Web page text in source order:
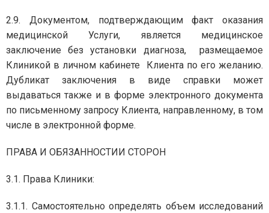
2.9. Документом, подтверждающим факт оказания
медицинской Услуги, является медицинское
заключение без установки диагноза, размещаемое
Клиникой в личном кабинете Клиента по его желанию.
Дубликат заключения в виде справки может
выдаваться также и в форме электронного документа
по письменному запросу Клиента, направленному, в том
числе в электронной форме.
ПРАВА И ОБЯЗАННОСТИИ СТОРОН
3.1. Права Клиники:
3.1.1. Самостоятельно определять объем исследований